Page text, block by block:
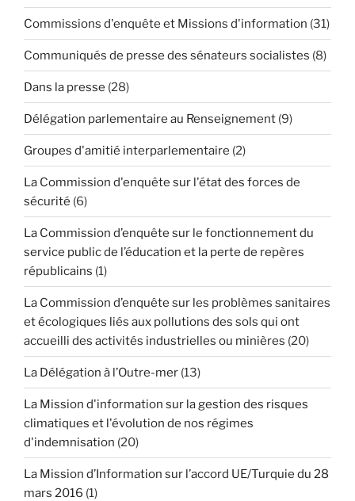
Commissions d'enquête et Missions d'information (31)
Communiqués de presse des sénateurs socialistes (8)
Dans la presse (28)
Délégation parlementaire au Renseignement (9)
Groupes d'amitié interparlementaire (2)
La Commission d'enquête sur l'état des forces de
sécurité (6)
La Commission d’enquête sur le fonctionnement du
service public de l’éducation et la perte de repères
républicains (1)
La Commission d’enquête sur les problèmes sanitaires
et écologiques liés aux pollutions des sols qui ont
accueilli des activités industrielles ou minières (20)
La Délégation à l’Outre-mer (13)
La Mission d'information sur la gestion des risques
climatiques et l'évolution de nos régimes
d'indemnisation (20)
La Mission d’Information sur l’accord UE/Turquie du 28
mars 2016 (1)